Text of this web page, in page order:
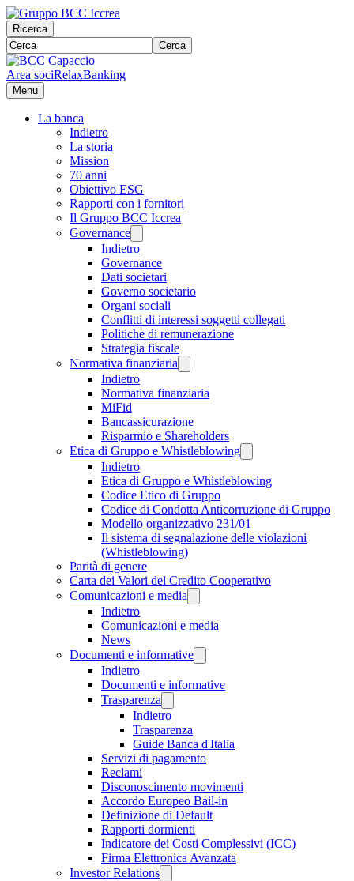
Ricerca
Cerca
Area sociRelaxBanking
Menu
La banca
Indietro
La storia
Mission
70 anni
Obiettivo ESG
Rapporti con i fornitori
Il Gruppo BCC Iccrea
Governance
Indietro
Governance
Dati societari
Governo societario
Organi sociali
Conflitti di interessi soggetti collegati
Politiche di remunerazione
Strategia fiscale
Normativa finanziaria
Indietro
Normativa finanziaria
MiFid
Bancassicurazione
Risparmio e Shareholders
Etica di Gruppo e Whistleblowing
Indietro
Etica di Gruppo e Whistleblowing
Codice Etico di Gruppo
Codice di Condotta Anticorruzione di Gruppo
Modello organizzativo 231/01
Il sistema di segnalazione delle violazioni
(Whistleblowing)
Parità di genere
Carta dei Valori del Credito Cooperativo
Comunicazioni e media
Indietro
Comunicazioni e media
News
Documenti e informative
Indietro
Documenti e informative
Trasparenza
Indietro
Trasparenza
Guide Banca d'Italia
Servizi di pagamento
Reclami
Disconoscimento movimenti
Accordo Europeo Bail-in
Definizione di Default
Rapporti dormienti
Indicatore dei Costi Complessivi (ICC)
Firma Elettronica Avanzata
Investor Relations